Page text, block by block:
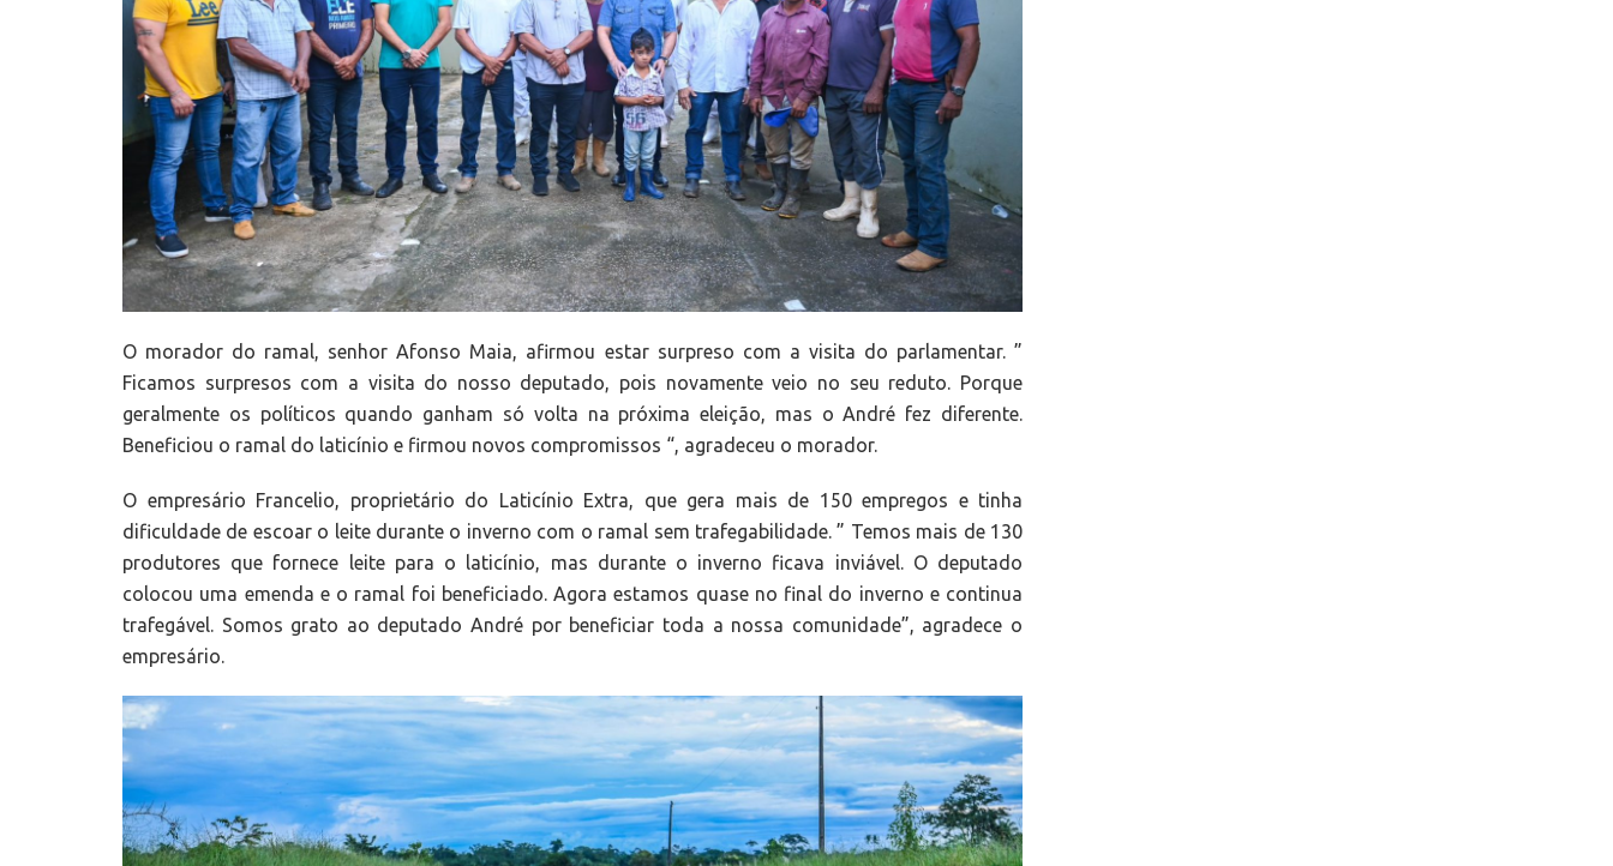
O morador do ramal, senhor Afonso Maia, afirmou estar surpreso com a visita do parlamentar. ”
Ficamos surpresos com a visita do nosso deputado, pois novamente veio no seu reduto. Porque
geralmente os políticos quando ganham só volta na próxima eleição, mas o André fez diferente.
Beneficiou o ramal do laticínio e firmou novos compromissos “, agradeceu o morador.
O empresário Francelio, proprietário do Laticínio Extra, que gera mais de 150 empregos e tinha
dificuldade de escoar o leite durante o inverno com o ramal sem trafegabilidade. ” Temos mais de 130
produtores que fornece leite para o laticínio, mas durante o inverno ficava inviável. O deputado
colocou uma emenda e o ramal foi beneficiado. Agora estamos quase no final do inverno e continua
trafegável. Somos grato ao deputado André por beneficiar toda a nossa comunidade”, agradece o
empresário.